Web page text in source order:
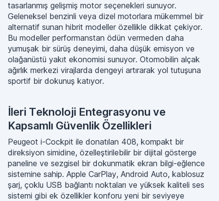
tasarlanmış gelişmiş motor seçenekleri sunuyor.
Geleneksel benzinli veya dizel motorlara mükemmel bir
alternatif sunan hibrit modeller özellikle dikkat çekiyor.
Bu modeller performanstan ödün vermeden daha
yumuşak bir sürüş deneyimi, daha düşük emisyon ve
olağanüstü yakıt ekonomisi sunuyor. Otomobilin alçak
ağırlık merkezi virajlarda dengeyi artırarak yol tutuşuna
sportif bir dokunuş katıyor.
İleri Teknoloji Entegrasyonu ve
Kapsamlı Güvenlik Özellikleri
Peugeot i-Cockpit ile donatılan 408, kompakt bir
direksiyon simidine, özelleştirilebilir bir dijital gösterge
paneline ve sezgisel bir dokunmatik ekran bilgi-eğlence
sistemine sahip. Apple CarPlay, Android Auto, kablosuz
şarj, çoklu USB bağlantı noktaları ve yüksek kaliteli ses
sistemi gibi ek özellikler konforu yeni bir seviyeye